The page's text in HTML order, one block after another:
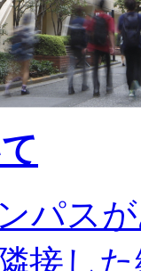
パス
接し